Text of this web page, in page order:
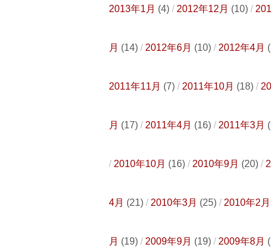
2013年1月 (4) 2012年12月 (10)
月 (14) 2012年6月 (10) 2012年4月
2011年11月 (7) 2011年10月 (18)
月 (17) 2011年4月 (16) 2011年3月
2010年10月 (16) 2010年9月 (20)
4月 (21) 2010年3月 (25) 2010年2月
月 (19) 2009年9月 (19) 2009年8月